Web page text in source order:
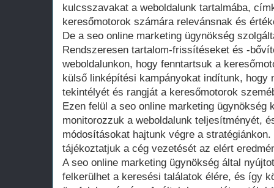
kulcsszavakat a weboldalunk tartalmába,
keresőmotorok számára relevánsnak és
De a seo online marketing ügynökség
Rendszeresen tartalom-frissítéseket és -
weboldalunkon, hogy fenntartsuk a
külső linképítési kampányokat indítunk, hogy
tekintélyét és rangját a keresőmotorok
Ezen felül a seo online marketing ügynökség
monitorozzuk a weboldalunk teljesítményét,
módosításokat hajtunk végre a
tájékoztatjuk a cég vezetését az elért
A seo online marketing ügynökség által
felkerülhet a keresési találatok élére, és így